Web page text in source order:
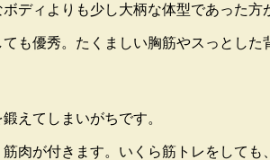
ディよりも少し大柄な体型であった
も優秀。たくましい胸筋やスっとし
えてしまいがちです。
肉が付きます。いくら筋トレをして